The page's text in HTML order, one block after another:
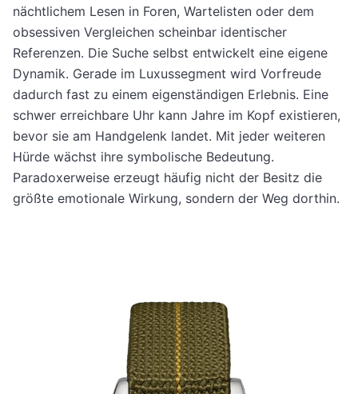
nächtlichem Lesen in Foren, Wartelisten oder dem
obsessiven Vergleichen scheinbar identischer
Referenzen. Die Suche selbst entwickelt eine eigene
Dynamik. Gerade im Luxussegment wird Vorfreude
dadurch fast zu einem eigenständigen Erlebnis. Eine
schwer erreichbare Uhr kann Jahre im Kopf existieren,
bevor sie am Handgelenk landet. Mit jeder weiteren
Hürde wächst ihre symbolische Bedeutung.
Paradoxerweise erzeugt häufig nicht der Besitz die
größte emotionale Wirkung, sondern der Weg dorthin.